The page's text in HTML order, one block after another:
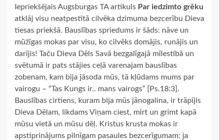
Iepriekšējais Augsburgas TA artikuls Par iedzimto grēku
atklāj visu neatpestītā cilvēka dzimuma bezcerību Dieva
tiesas priekšā. Bauslības spriedums ir šāds: nāve un
mūžīgas mokas par visu, ko cilvēks domājis, runājis un
darījis! Taču Dieva Dēls Savā bezgalīgajā mīlestībā un
svētumā ir pats stājies ceļā varenajam bauslības
zobenam, kam bija jāsoda mūs, tā kļūdams mums par
vairogu – “Tas Kungs ir.. mans vairogs” [Ps.18:3].
Bauslības cirtiens, kuram bija mūs jānogalina, ir trāpījis
Dieva Dēlam, likdams Viņam ciest, mirt un grimt kapā
mūsu vietā un mūsu dēļ. Kristus krusta mokas ir
apstiprinājums pilnīgam pasaules bezcerīgumam: ja